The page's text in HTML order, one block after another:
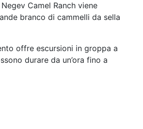
Camel Ranch viene
branco di cammelli da sella
offre escursioni in groppa a
durare da un’ora fino a